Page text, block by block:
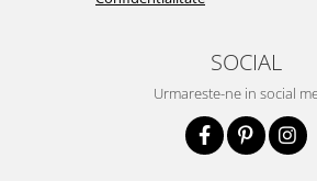
SOCIAL
Urmareste-ne in social